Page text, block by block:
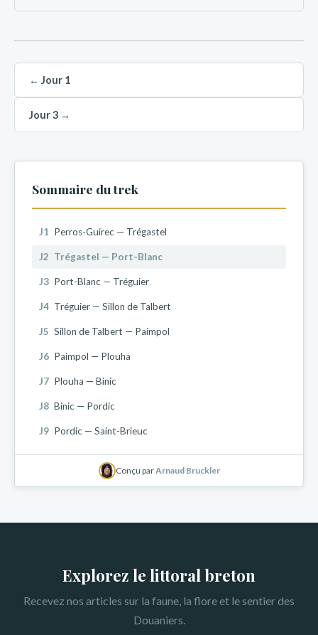
← Jour 1
Jour 3 →
Sommaire du trek
J1 Perros-Guirec — Trégastel
J2 Trégastel — Port-Blanc
J3 Port-Blanc — Tréguier
J4 Tréguier — Sillon de Talbert
J5 Sillon de Talbert — Paimpol
J6 Paimpol — Plouha
J7 Plouha — Binic
J8 Binic — Pordic
J9 Pordic — Saint-Brieuc
Conçu parArnaud Bruckler
Explorez le littoral breton
Recevez nos articles sur la faune, la flore et le sentier des
Douaniers.